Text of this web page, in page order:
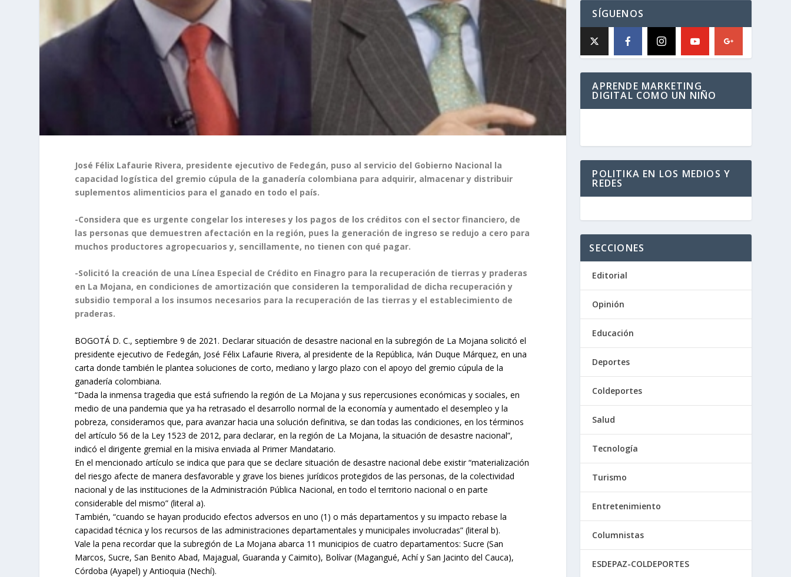
José Félix Lafaurie Rivera, presidente ejecutivo de Fedegán, puso al servicio del Gobierno Nacional la
capacidad logística del gremio cúpula de la ganadería colombiana para adquirir, almacenar y distribuir
suplementos alimenticios para el ganado en todo el país.
-Considera que es urgente congelar los intereses y los pagos de los créditos con el sector financiero, de
las personas que demuestren afectación en la región, pues la generación de ingreso se redujo a cero para
muchos productores agropecuarios y, sencillamente, no tienen con qué pagar.
-Solicitó la creación de una Línea Especial de Crédito en Finagro para la recuperación de tierras y praderas
en La Mojana, en condiciones de amortización que consideren la temporalidad de dicha recuperación y
subsidio temporal a los insumos necesarios para la recuperación de las tierras y el establecimiento de
praderas.
BOGOTÁ D. C., septiembre 9 de 2021. Declarar situación de desastre nacional en la subregión de La Mojana solicitó el
presidente ejecutivo de Fedegán, José Félix Lafaurie Rivera, al presidente de la República, Iván Duque Márquez, en una
carta donde también le plantea soluciones de corto, mediano y largo plazo con el apoyo del gremio cúpula de la
ganadería colombiana.
“Dada la inmensa tragedia que está sufriendo la región de La Mojana y sus repercusiones económicas y sociales, en
medio de una pandemia que ya ha retrasado el desarrollo normal de la economía y aumentado el desempleo y la
pobreza, consideramos que, para avanzar hacia una solución definitiva, se dan todas las condiciones, en los términos
del artículo 56 de la Ley 1523 de 2012, para declarar, en la región de La Mojana, la situación de desastre nacional”,
indicó el dirigente gremial en la misiva enviada al Primer Mandatario.
En el mencionado artículo se indica que para que se declare situación de desastre nacional debe existir “materialización
del riesgo afecte de manera desfavorable y grave los bienes jurídicos protegidos de las personas, de la colectividad
nacional y de las instituciones de la Administración Pública Nacional, en todo el territorio nacional o en parte
considerable del mismo” (literal a).
También, “cuando se hayan producido efectos adversos en uno (1) o más departamentos y su impacto rebase la
capacidad técnica y los recursos de las administraciones departamentales y municipales involucradas” (literal b).
Vale la pena recordar que la subregión de La Mojana abarca 11 municipios de cuatro departamentos: Sucre (San
Marcos, Sucre, San Benito Abad, Majagual, Guaranda y Caimito), Bolívar (Magangué, Achí y San Jacinto del Cauca),
Córdoba (Ayapel) y Antioquia (Nechí).
SÍGUENOS
APRENDE MARKETING
DIGITAL COMO UN NIÑO
POLITIKA EN LOS MEDIOS Y
REDES
SECCIONES
Editorial
Opinión
Educación
Deportes
Coldeportes
Salud
Tecnología
Turismo
Entretenimiento
Columnistas
ESDEPAZ-COLDEPORTES